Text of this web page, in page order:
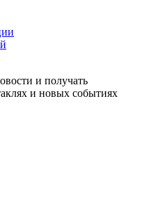
и получать
и новых событиях